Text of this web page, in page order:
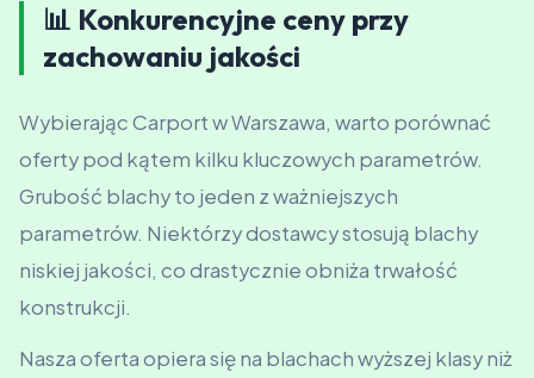
📊 Konkurencyjne ceny przy
zachowaniu jakości
Wybierając Carport w Warszawa, warto porównać
oferty pod kątem kilku kluczowych parametrów.
Grubość blachy to jeden z ważniejszych
parametrów. Niektórzy dostawcy stosują blachy
niskiej jakości, co drastycznie obniża trwałość
konstrukcji.
Nasza oferta opiera się na blachach wyższej klasy niż